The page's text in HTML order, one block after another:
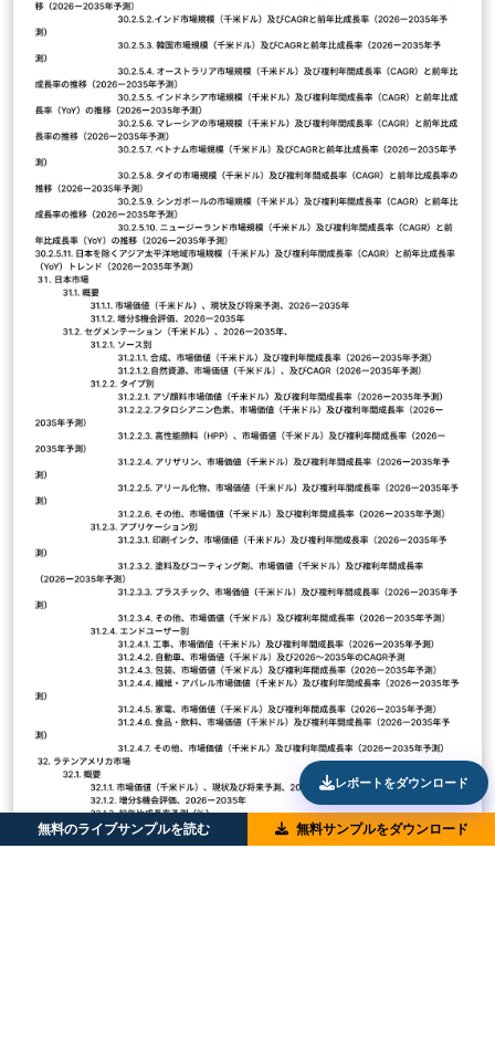
無料のライブサンプルを読む 無料サンプルをダウンロード
レポートをダウンロード